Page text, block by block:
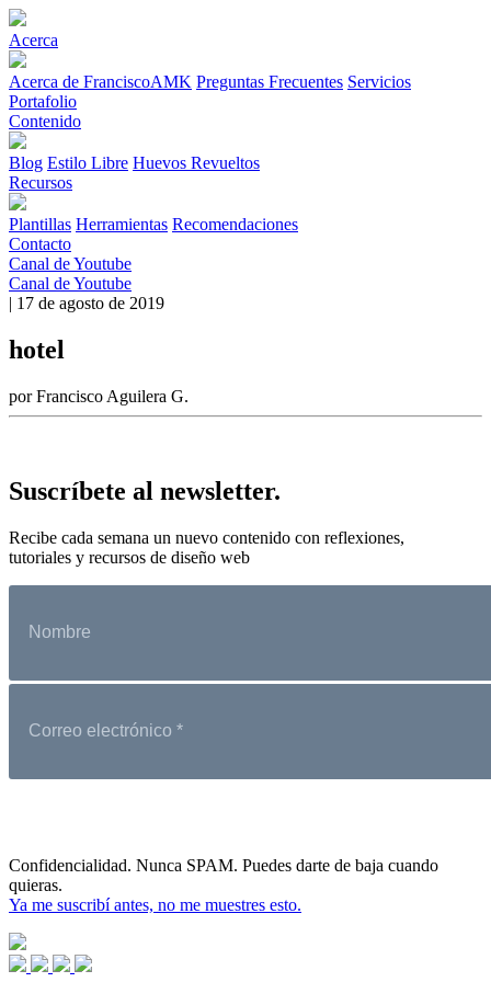
Acerca
Acerca de FranciscoAMK Preguntas Frecuentes Servicios
Portafolio
Contenido
Blog Estilo Libre Huevos Revueltos
Recursos
Plantillas Herramientas Recomendaciones
Contacto
Canal de Youtube
Canal de Youtube
| 17 de agosto de 2019
hotel
por Francisco Aguilera G.
Suscríbete al newsletter.
Recibe cada semana un nuevo contenido con reflexiones,
tutoriales y recursos de diseño web
Confidencialidad. Nunca SPAM. Puedes darte de baja cuando
quieras.
Ya me suscribí antes, no me muestres esto.